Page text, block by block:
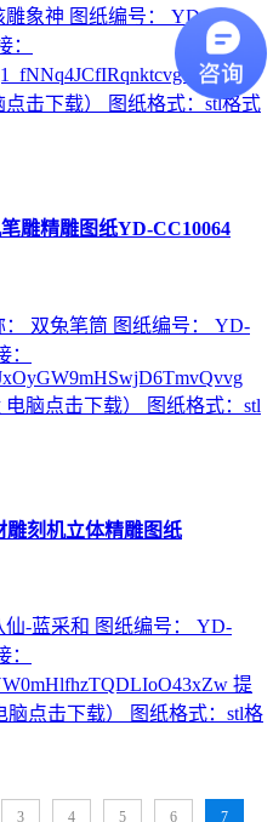
象神 图纸编号： YD-
：
提取
击下载） 图纸格式：stl格式
雕精雕图纸YD-CC10064
双兔笔筒 图纸编号： YD-
脑点击下载） 图纸格式：stl
雕刻机立体精雕图纸
-蓝采和 图纸编号： YD-
提
脑点击下载） 图纸格式：stl格
3 4 5 6 7